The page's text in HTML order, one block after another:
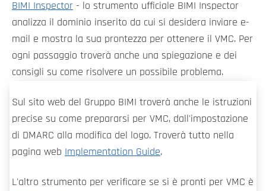
BIMI Inspector - lo strumento ufficiale BIMI Inspector
analizza il dominio inserito da cui si desidera inviare e-
mail e mostra la sua prontezza per ottenere il VMC. Per
ogni passaggio troverà anche una spiegazione e dei
consigli su come risolvere un possibile problema.
Sul sito web del Gruppo BIMI troverà anche le istruzioni
precise su come prepararsi per VMC, dall'impostazione
di DMARC alla modifica del logo. Troverà tutto nella
pagina web Implementation Guide.
L'altro strumento per verificare se si è pronti per VMC è